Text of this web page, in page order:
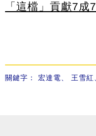
「這檔」貢獻7成7
關鍵字： 宏達電 王雪紅